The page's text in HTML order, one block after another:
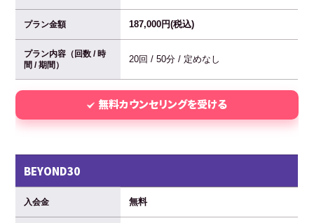
プラン金額 187,000円(税込)
プラン内容（回数 / 時
間 / 期間）
20回 / 50分 / 定めなし
無料カウンセリングを受ける
BEYOND30
入会金 無料